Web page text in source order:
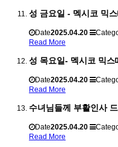
성 금요일 - 멕시코 믹
Date2025.04.20
Read More
성 목요일- 멕시코 믹스
Date2025.04.20
Read More
수녀님들께 부활인사
Date2025.04.20
Read More